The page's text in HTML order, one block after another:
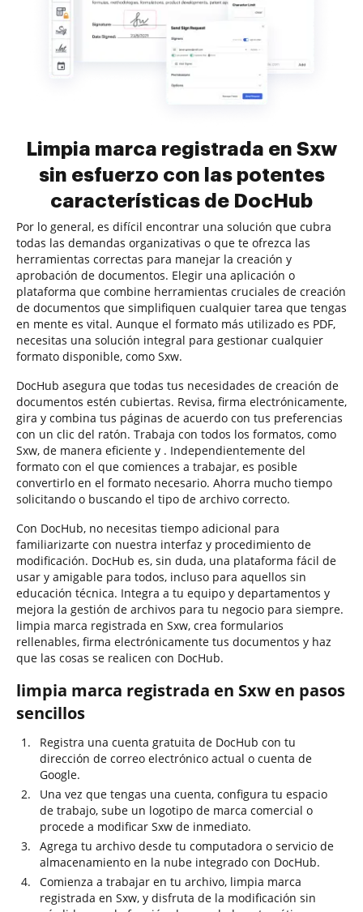
Limpia marca registrada en Sxw
sin esfuerzo con las potentes
características de DocHub
Por lo general, es difícil encontrar una solución que cubra
todas las demandas organizativas o que te ofrezca las
herramientas correctas para manejar la creación y
aprobación de documentos. Elegir una aplicación o
plataforma que combine herramientas cruciales de creación
de documentos que simplifiquen cualquier tarea que tengas
en mente es vital. Aunque el formato más utilizado es PDF,
necesitas una solución integral para gestionar cualquier
formato disponible, como Sxw.
DocHub asegura que todas tus necesidades de creación de
documentos estén cubiertas. Revisa, firma electrónicamente,
gira y combina tus páginas de acuerdo con tus preferencias
con un clic del ratón. Trabaja con todos los formatos, como
Sxw, de manera eficiente y . Independientemente del
formato con el que comiences a trabajar, es posible
convertirlo en el formato necesario. Ahorra mucho tiempo
solicitando o buscando el tipo de archivo correcto.
Con DocHub, no necesitas tiempo adicional para
familiarizarte con nuestra interfaz y procedimiento de
modificación. DocHub es, sin duda, una plataforma fácil de
usar y amigable para todos, incluso para aquellos sin
educación técnica. Integra a tu equipo y departamentos y
mejora la gestión de archivos para tu negocio para siempre.
limpia marca registrada en Sxw, crea formularios
rellenables, firma electrónicamente tus documentos y haz
que las cosas se realicen con DocHub.
limpia marca registrada en Sxw en pasos
sencillos
Registra una cuenta gratuita de DocHub con tu
dirección de correo electrónico actual o cuenta de
Google.
Una vez que tengas una cuenta, configura tu espacio
de trabajo, sube un logotipo de marca comercial o
procede a modificar Sxw de inmediato.
Agrega tu archivo desde tu computadora o servicio de
almacenamiento en la nube integrado con DocHub.
Comienza a trabajar en tu archivo, limpia marca
registrada en Sxw, y disfruta de la modificación sin